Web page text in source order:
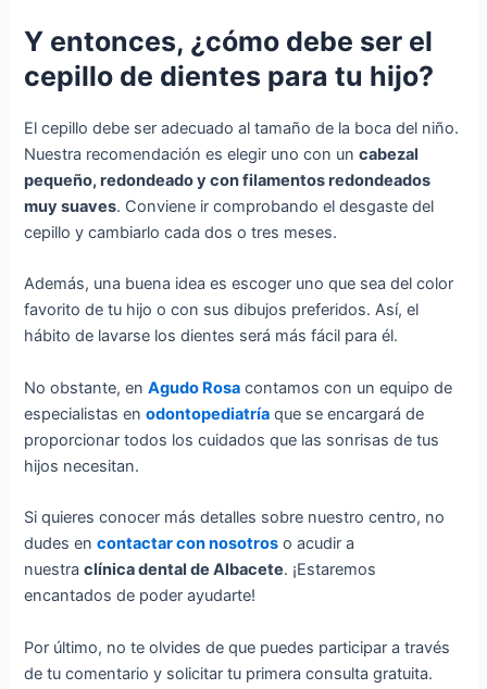
Y entonces, ¿cómo debe ser el
cepillo de dientes para tu hijo?
El cepillo debe ser adecuado al tamaño de la boca del niño.
Nuestra recomendación es elegir uno con uncabezal
pequeño, redondeado y con filamentos redondeados
muy suaves. Conviene ir comprobando el desgaste del
cepillo y cambiarlo cada dos o tres meses.
Además, una buena idea es escoger uno que sea del color
favorito de tu hijo o con sus dibujos preferidos. Así, el
hábito de lavarse los dientes será más fácil para él.
No obstante, en Agudo Rosa contamos con un equipo de
especialistas enodontopediatría que se encargará de
proporcionar todos los cuidados que las sonrisas de tus
hijos necesitan.
Si quieres conocer más detalles sobre nuestro centro, no
dudes encontactar con nosotros o acudir a
nuestraclínica dental de Albacete. ¡Estaremos
encantados de poder ayudarte!
Por último, no te olvides de que puedes participar a través
de tu comentario y solicitar tu primera consulta gratuita.